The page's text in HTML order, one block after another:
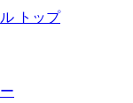
トップ